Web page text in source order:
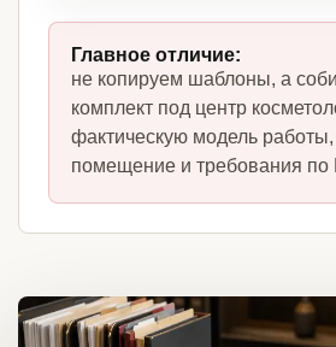
Главное отличие:
не копируем шаблоны, а
комплект под центр
фактическую модель работы,
помещение и требования по